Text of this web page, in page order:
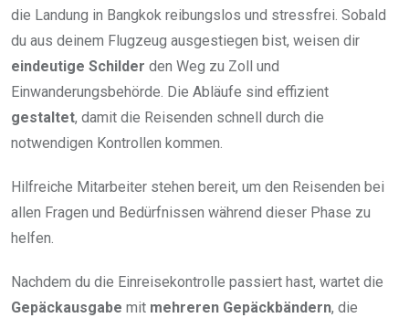
die Landung in Bangkok reibungslos und stressfrei. Sobald
du aus deinem Flugzeug ausgestiegen bist, weisen dir
eindeutige Schilder den Weg zu Zoll und
Einwanderungsbehörde. Die Abläufe sind effizient
gestaltet, damit die Reisenden schnell durch die
notwendigen Kontrollen kommen.
Hilfreiche Mitarbeiter stehen bereit, um den Reisenden bei
allen Fragen und Bedürfnissen während dieser Phase zu
helfen.
Nachdem du die Einreisekontrolle passiert hast, wartet die
Gepäckausgabe mit mehreren Gepäckbändern, die